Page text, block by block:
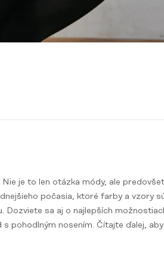
je to len otázka módy, ale
počasia, ktoré farby a vzory
Dozviete sa aj o najlepších
pohodlným nosením. Čítajte ďalej,